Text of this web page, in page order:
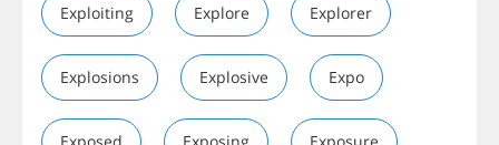
Exploiting Explore Explorer
Explosions Explosive Expo